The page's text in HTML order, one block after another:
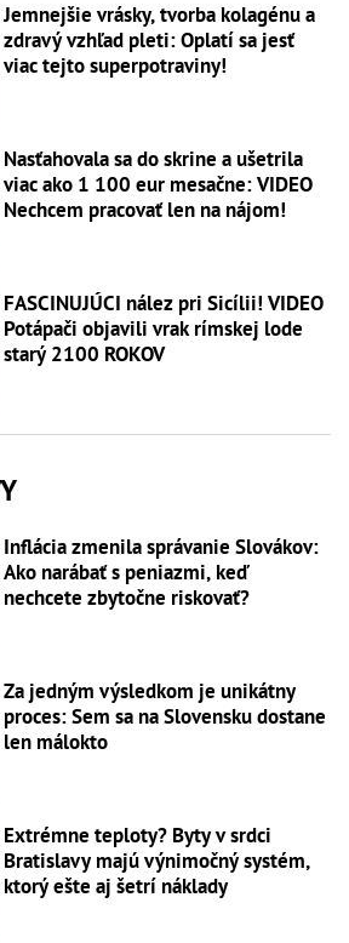
Jemnejšie vrásky, tvorba kolagénu a
zdravý vzhľad pleti: Oplatí sa jesť
viac tejto superpotraviny!
Nasťahovala sa do skrine a ušetrila
viac ako 1 100 eur mesačne: VIDEO
Nechcem pracovať len na nájom!
FASCINUJÚCI nález pri Sicílii! VIDEO
Potápači objavili vrak rímskej lode
starý 2100 ROKOV
Inflácia zmenila správanie Slovákov:
Ako narábať s peniazmi, keď
nechcete zbytočne riskovať?
Za jedným výsledkom je unikátny
proces: Sem sa na Slovensku dostane
len málokto
Extrémne teploty? Byty v srdci
Bratislavy majú výnimočný systém,
ktorý ešte aj šetrí náklady